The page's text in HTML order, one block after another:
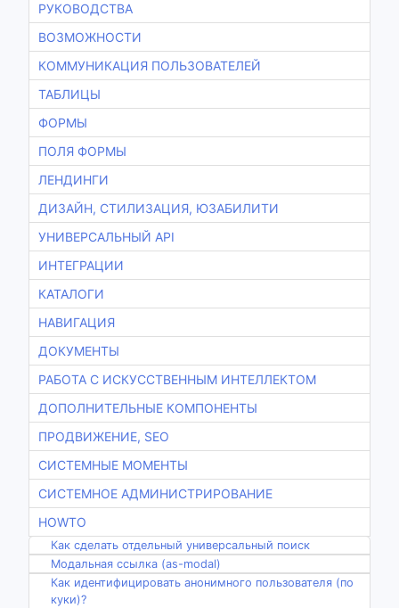
РУКОВОДСТВА
ВОЗМОЖНОСТИ
КОММУНИКАЦИЯ ПОЛЬЗОВАТЕЛЕЙ
ТАБЛИЦЫ
ФОРМЫ
ПОЛЯ ФОРМЫ
ЛЕНДИНГИ
ДИЗАЙН, СТИЛИЗАЦИЯ, ЮЗАБИЛИТИ
УНИВЕРСАЛЬНЫЙ API
ИНТЕГРАЦИИ
КАТАЛОГИ
НАВИГАЦИЯ
ДОКУМЕНТЫ
РАБОТА С ИСКУССТВЕННЫМ ИНТЕЛЛЕКТОМ
ДОПОЛНИТЕЛЬНЫЕ КОМПОНЕНТЫ
ПРОДВИЖЕНИЕ, SEO
СИСТЕМНЫЕ МОМЕНТЫ
СИСТЕМНОЕ АДМИНИСТРИРОВАНИЕ
HOWTO
Как сделать отдельный универсальный поиск
Модальная ссылка (as-modal)
Как идентифицировать анонимного пользователя (по
куки)?